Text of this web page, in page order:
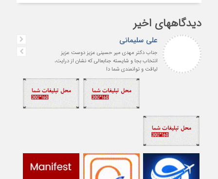
دیدگاههای اخیر
علی سلیمانی
جناب دکتر مهدی میر حسینی عزیز دوست عزیز
انتخاب بجا و شایسته جنابعالی که نشان از درایت،
لیاقت و توانمندی شما دا